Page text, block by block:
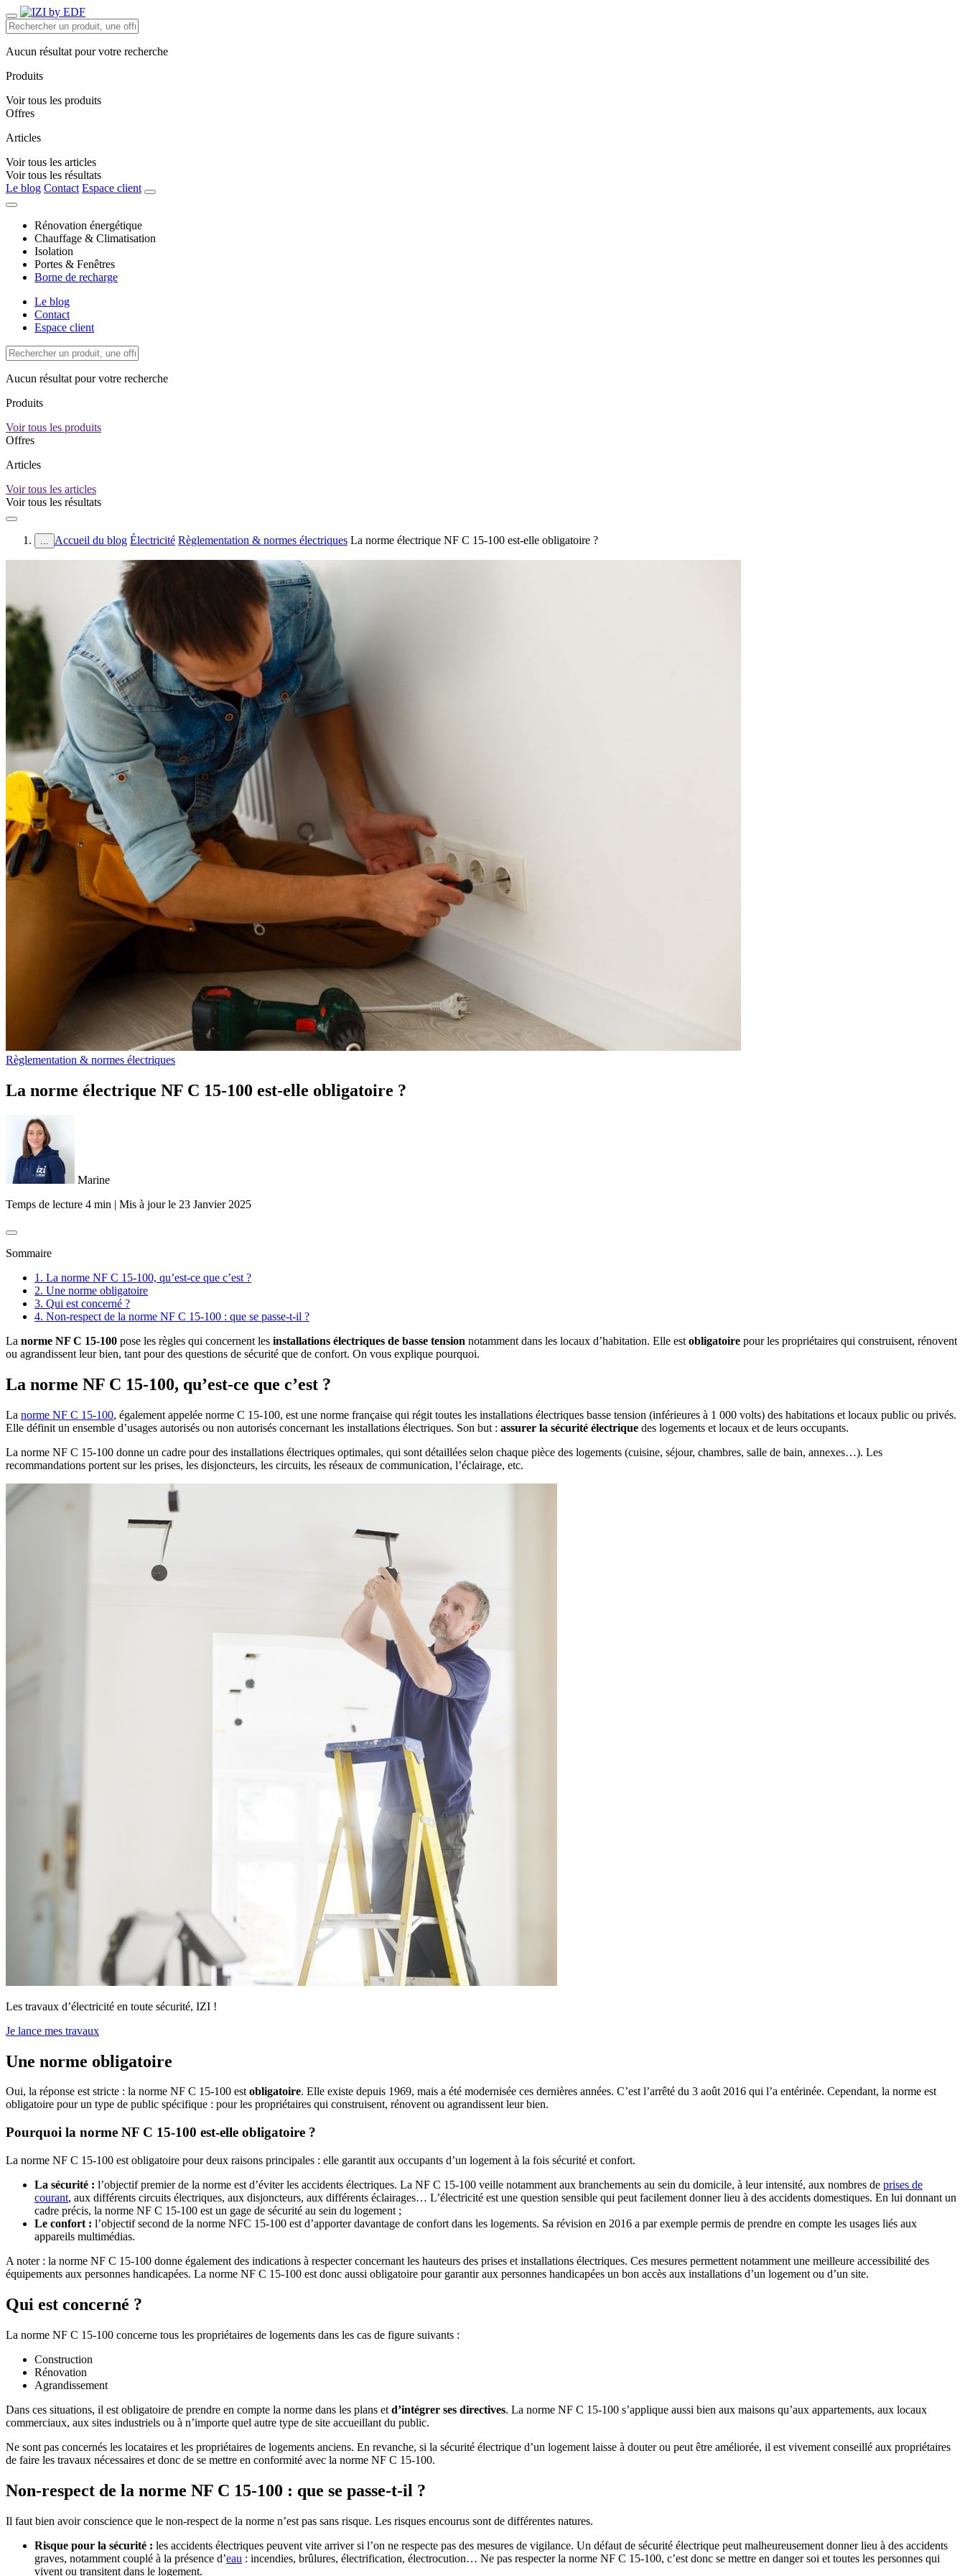
Aucun résultat pour votre recherche
Produits
Voir tous les produits
Offres
Articles
Voir tous les articles
Voir tous les résultats
Le blog Contact Espace client
Rénovation énergétique
Chauffage & Climatisation
Isolation
Portes & Fenêtres
Borne de recharge
Le blog
Contact
Espace client
Aucun résultat pour votre recherche
Produits
Voir tous les produits
Offres
Articles
Voir tous les articles
Voir tous les résultats
... Accueil du blog Électricité Règlementation & normes électriques La norme électrique NF C 15-100 est-elle obligatoire ?
Règlementation & normes électriques
La norme électrique NF C 15-100 est-elle obligatoire ?
Marine
Temps de lecture 4 min | Mis à jour le 23 Janvier 2025
Sommaire
1. La norme NF C 15-100, qu’est-ce que c’est ?
2. Une norme obligatoire
3. Qui est concerné ?
4. Non-respect de la norme NF C 15-100 : que se passe-t-il ?
La norme NF C 15-100 pose les règles qui concernent les installations électriques de basse tension notamment dans les locaux d’habitation. Elle est obligatoire pour les propriétaires qui construisent, rénovent
ou agrandissent leur bien, tant pour des questions de sécurité que de confort. On vous explique pourquoi.
La norme NF C 15-100, qu’est-ce que c’est ?
La norme NF C 15-100, également appelée norme C 15-100, est une norme française qui régit toutes les installations électriques basse tension (inférieures à 1 000 volts) des habitations et locaux public ou privés.
Elle définit un ensemble d’usages autorisés ou non autorisés concernant les installations électriques. Son but : assurer la sécurité électrique des logements et locaux et de leurs occupants.
La norme NF C 15-100 donne un cadre pour des installations électriques optimales, qui sont détaillées selon chaque pièce des logements (cuisine, séjour, chambres, salle de bain, annexes…). Les
recommandations portent sur les prises, les disjoncteurs, les circuits, les réseaux de communication, l’éclairage, etc.
Les travaux d’électricité en toute sécurité, IZI !
Je lance mes travaux
Une norme obligatoire
Oui, la réponse est stricte : la norme NF C 15-100 estobligatoire. Elle existe depuis 1969, mais a été modernisée ces dernières années. C’est l’arrêté du 3 août 2016 qui l’a entérinée. Cependant, la norme est
obligatoire pour un type de public spécifique : pour les propriétaires qui construisent, rénovent ou agrandissent leur bien.
Pourquoi la norme NF C 15-100 est-elle obligatoire ?
La norme NF C 15-100 est obligatoire pour deux raisons principales : elle garantit aux occupants d’un logement à la fois sécurité et confort.
La sécurité : l’objectif premier de la norme est d’éviter les accidents électriques. La NF C 15-100 veille notamment aux branchements au sein du domicile, à leur intensité, aux nombres de prises de
courant, aux différents circuits électriques, aux disjoncteurs, aux différents éclairages… L’électricité est une question sensible qui peut facilement donner lieu à des accidents domestiques. En lui donnant un
cadre précis, la norme NF C 15-100 est un gage de sécurité au sein du logement ;
Le confort : l’objectif second de la norme NFC 15-100 est d’apporter davantage de confort dans les logements. Sa révision en 2016 a par exemple permis de prendre en compte les usages liés aux
appareils multimédias.
A noter : la norme NF C 15-100 donne également des indications à respecter concernant les hauteurs des prises et installations électriques. Ces mesures permettent notamment une meilleure accessibilité des
équipements aux personnes handicapées. La norme NF C 15-100 est donc aussi obligatoire pour garantir aux personnes handicapées un bon accès aux installations d’un logement ou d’un site.
Qui est concerné ?
La norme NF C 15-100 concerne tous les propriétaires de logements dans les cas de figure suivants :
Construction
Rénovation
Agrandissement
Dans ces situations, il est obligatoire de prendre en compte la norme dans les plans et d’intégrer ses directives. La norme NF C 15-100 s’applique aussi bien aux maisons qu’aux appartements, aux locaux
commerciaux, aux sites industriels ou à n’importe quel autre type de site accueillant du public.
Ne sont pas concernés les locataires et les propriétaires de logements anciens. En revanche, si la sécurité électrique d’un logement laisse à douter ou peut être améliorée, il est vivement conseillé aux propriétaires
de faire les travaux nécessaires et donc de se mettre en conformité avec la norme NF C 15-100.
Non-respect de la norme NF C 15-100 : que se passe-t-il ?
Il faut bien avoir conscience que le non-respect de la norme n’est pas sans risque. Les risques encourus sont de différentes natures.
Risque pour la sécurité : les accidents électriques peuvent vite arriver si l’on ne respecte pas des mesures de vigilance. Un défaut de sécurité électrique peut malheureusement donner lieu à des accidents
graves, notamment couplé à la présence d’eau : incendies, brûlures, électrification, électrocution… Ne pas respecter la norme NF C 15-100, c’est donc se mettre en danger soi et toutes les personnes qui
vivent ou transitent dans le logement.